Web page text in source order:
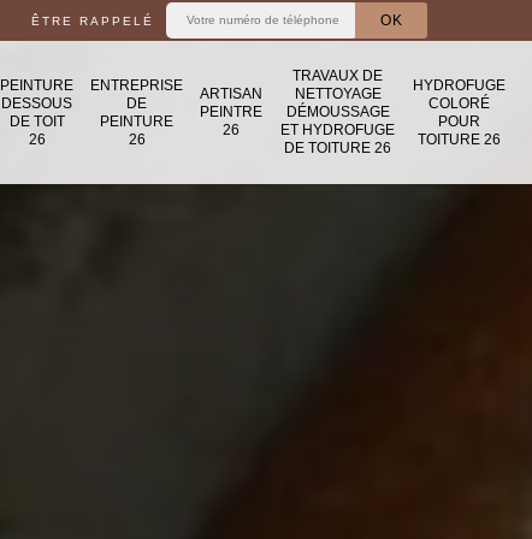
ÊTRE RAPPELÉ
PEINTURE
DESSOUS
DE TOIT
26
ENTREPRISE
DE
PEINTURE
26
ARTISAN
PEINTRE
26
TRAVAUX DE
NETTOYAGE
DÉMOUSSAGE
ET HYDROFUGE
DE TOITURE 26
HYDROFUGE
COLORÉ
POUR
TOITURE 26